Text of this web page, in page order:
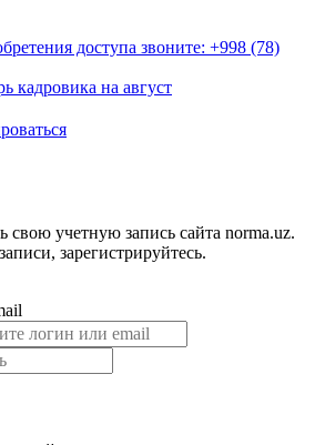
доступа звоните: +998 (78)
кадровика на август
свою учетную запись сайта norma.uz.
зарегистрируйтесь.